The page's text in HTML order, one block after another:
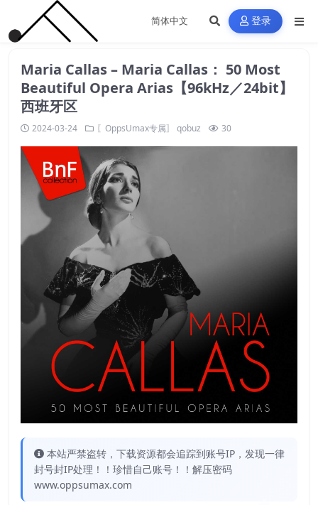
登录
Maria Callas – Maria Callas： 50 Most
Beautiful Opera Arias【96kHz／24bit】
西班牙区
2024-03-24 〖OppsUmax专属〗 qobuz 30
本站严禁盗转，下载资源都会追踪到账号IP，发现一律
封号封IP处理！！珍惜自己账号！！解压密码
www.oppsumax.com